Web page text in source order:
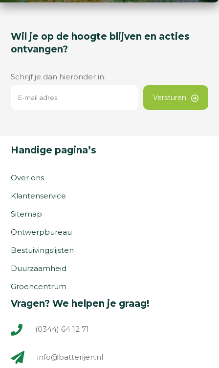
Wil je op de hoogte blijven en acties
ontvangen?
Schrijf je dan hieronder in.
Versturen
Handige pagina’s
Over ons
Klantenservice
Sitemap
Ontwerpbureau
Bestuivingslijsten
Duurzaamheid
Groencentrum
Vragen? We helpen je graag!
(0344) 64 12 71
info@batterijen.nl